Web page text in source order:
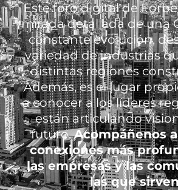
Este foro digital de
mirada detallada de una
constante evolución,
variedad de industrias
distintas regiones
Además, es el lugar
a conocer a los líderes
están articulando
futuro.Acompáñenos
conexiones más
las empresas y las
las que